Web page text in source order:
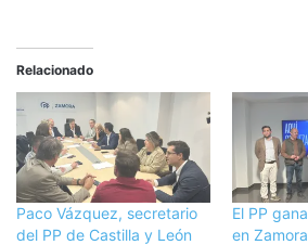
Relacionado
Paco Vázquez, secretario
del PP de Castilla y León
El PP
en